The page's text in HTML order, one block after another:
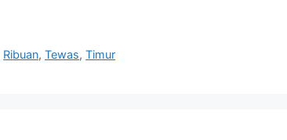
Ribuan,Tewas,Timur